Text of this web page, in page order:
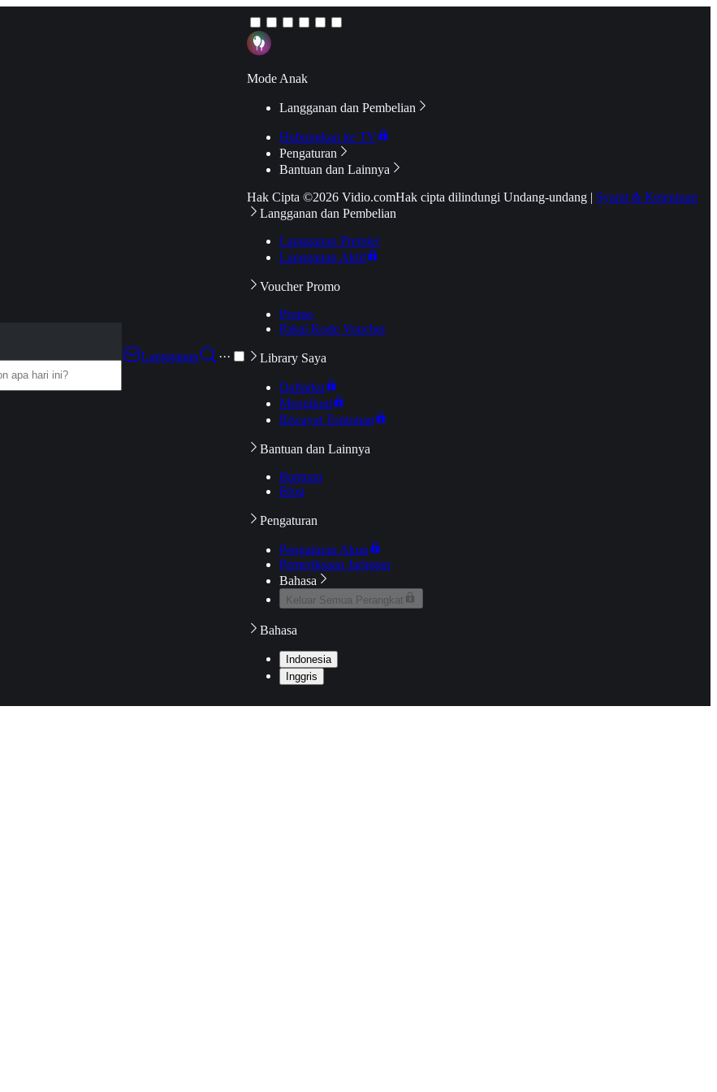
Langganan
···
Mode Anak
Langganan dan Pembelian
Hubungkan ke TV
Pengaturan
Bantuan dan Lainnya
Hak Cipta ©2026 Vidio.comHak cipta dilindungi Undang-undang | Syarat & Ketentuan
Langganan dan Pembelian
Langganan Premier
Langganan Aktif
Voucher Promo
Promo
Pakai Kode Voucher
Library Saya
Daftarku
Mengikuti
Riwayat Tontonan
Bantuan dan Lainnya
Bantuan
Blog
Pengaturan
Pengaturan Akun
Pemeriksaan Jaringan
Bahasa
Keluar Semua Perangkat
Bahasa
Indonesia
Inggris